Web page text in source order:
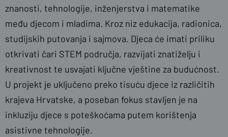
znanosti, tehnologije, inženjerstva i matematike
među djecom i mladima. Kroz niz edukacija, radionica,
studijskih putovanja i sajmova. Djeca će imati priliku
otkrivati čari STEM područja, razvijati znatiželju i
kreativnost te usvajati ključne vještine za budućnost.
U projekt je uključeno preko tisuću djece iz različitih
krajeva Hrvatske, a poseban fokus stavljen je na
inkluziju djece s poteškoćama putem korištenja
asistivne tehnologije.